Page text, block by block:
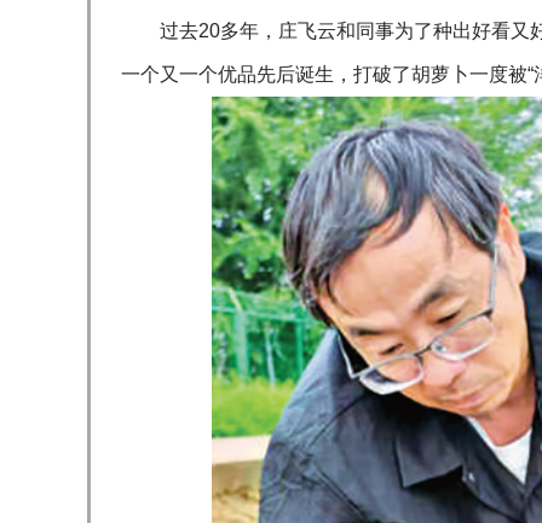
过去20多年，庄飞云和同事为了种出好看又
一个又一个优品先后诞生，打破了胡萝卜一度被“